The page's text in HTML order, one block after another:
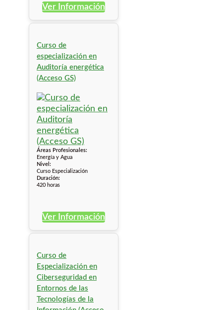
Ver Información
Curso de
especialización en
Auditoría energética
(Acceso GS)
Áreas Profesionales:
Energía y Agua
Nivel:
Curso Especialización
Duración:
420 horas
Ver Información
Curso de
Especialización en
Ciberseguridad en
Entornos de las
Tecnologías de la